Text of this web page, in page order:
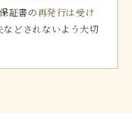
証書の再発行は受け
などされないよう大切